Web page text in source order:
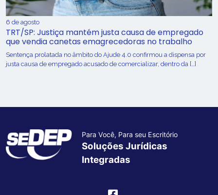
6 de agosto
TRT/SP: Justiça mantém justa causa de empregado
que vendia canetas emagrecedoras no trabalho
Sentença prolatada no âmbito do Ajude 4.0 confirmou a dispensa por
justa causa de empregado acusado de comercializar, dentro da […]
Para Você, Para seu Escritório
Soluções Jurídicas
Integradas